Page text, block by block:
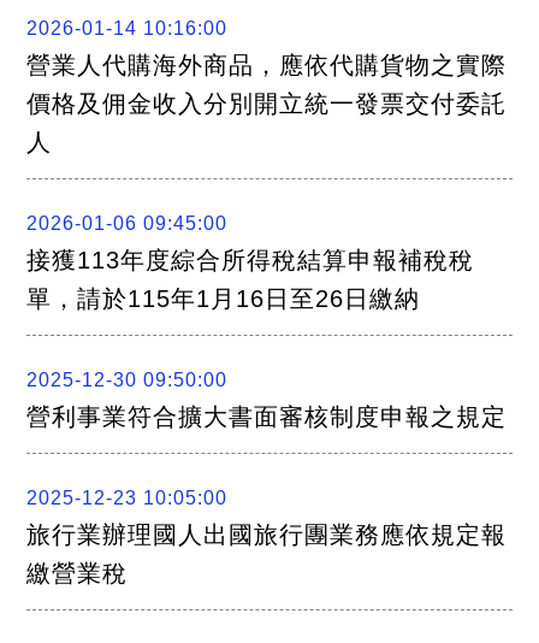
2026-01-14 10:16:00
營業人代購海外商品，應依代購貨物之實際
價格及佣金收入分別開立統一發票交付委託
人
2026-01-06 09:45:00
接獲113年度綜合所得稅結算申報補稅稅
單，請於115年1月16日至26日繳納
2025-12-30 09:50:00
營利事業符合擴大書面審核制度申報之規定
2025-12-23 10:05:00
旅行業辦理國人出國旅行團業務應依規定報
繳營業稅